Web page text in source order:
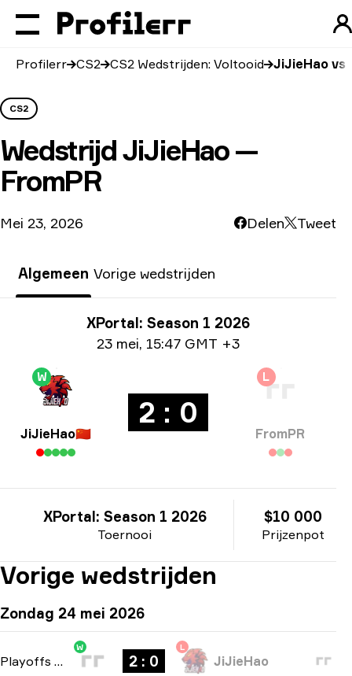
Profilerr CS2 CS2 Wedstrijden: Voltooid JiJieHao vs
CS2
WedstrijdJiJieHao —
FromPR
Mei 23, 2026 Delen Tweet
Algemeen Vorige wedstrijden
XPortal: Season 1 2026
Datum informatie23 mei, 15:47 GMT +3
W
JiJieHao🇨🇳
2 : 0
L
FromPR
Toernooi
XPortal: Season 1 2026
Prijzenpot
$10 000
Vorige wedstrijden
Zondag 24 mei 2026
Playoffs bo3
W
2 : 0
L
JiJieHao